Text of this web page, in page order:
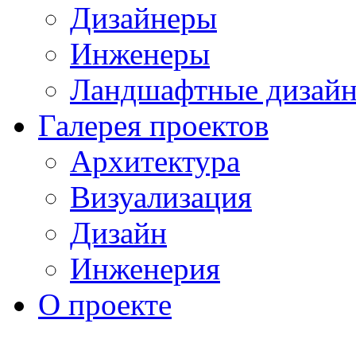
Дизайнеры
Инженеры
Ландшафтные
Галерея проектов
Архитектура
Визуализация
Дизайн
Инженерия
О проекте